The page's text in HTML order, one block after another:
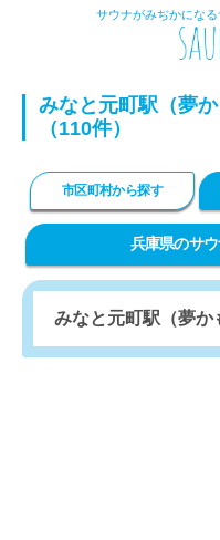
サウナがみぢかにな
みなと元町駅（夢
（110件）
市区町村から探す
兵庫県のサ